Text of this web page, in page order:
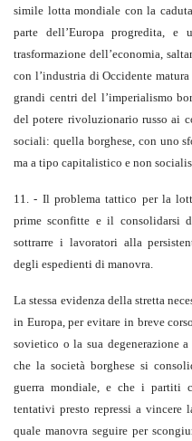
simile lotta mondiale con la
parte dell’Europa progredita, e
trasformazione dell’economia,
con l’industria di Occidente
grandi centri del l’imperialismo
del potere rivoluzionario russo ai
sociali: quella borghese, con uno
ma a tipo capitalistico e non
11. - Il problema tattico per la
prime sconfitte e il consolidarsi
sottrarre i lavoratori alla
degli espedienti di manovra.
La stessa evidenza della stretta
in Europa, per evitare in breve
sovietico o la sua degenerazione
che la società borghese si
guerra mondiale, e che i partiti
tentativi presto repressi a vincere
quale manovra seguire per